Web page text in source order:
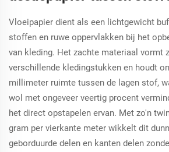
Vloeipapier dient als een lichtgewicht
stoffen en ruwe oppervlakken bij het
van kleding. Het zachte materiaal vormt
verschillende kledingstukken en houdt
millimeter ruimte tussen de lagen stof,
wol met ongeveer veertig procent
het direct opstapelen ervan. Met zo'n
gram per vierkante meter wikkelt dit
geborduurde delen en kanten delen